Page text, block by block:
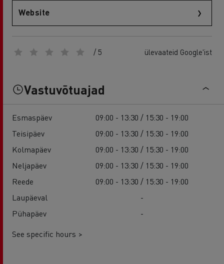
Website
/ 5 ülevaateid Google'ist
Vastuvõtuajad
Esmaspäev
09:00 - 13:30 / 15:30 - 19:00
Teisipäev
09:00 - 13:30 / 15:30 - 19:00
Kolmapäev
09:00 - 13:30 / 15:30 - 19:00
Neljapäev
09:00 - 13:30 / 15:30 - 19:00
Reede
09:00 - 13:30 / 15:30 - 19:00
Laupäeval
-
Pühapäev
-
See specific hours >